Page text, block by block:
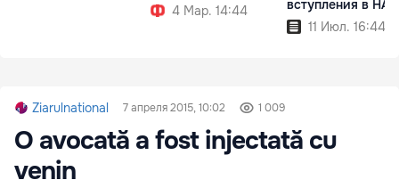
4 Мар. 14:44
вступления в
11 Июл. 16:44
Ziarulnational 7 апреля 2015, 10:02 1 009
O avocată a fost injectată cu
venin